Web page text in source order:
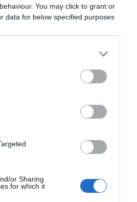
You may click to grant or
data for below specified purposes
or Sharing
for which it